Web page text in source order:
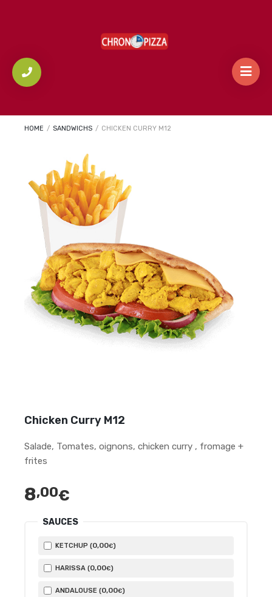
HOME / SANDWICHS / CHICKEN CURRY M12
Chicken Curry M12
Salade, Tomates, oignons, chicken curry , fromage +
frites
8,00€
SAUCES
KETCHUP (0,00€)
HARISSA (0,00€)
ANDALOUSE (0,00€)